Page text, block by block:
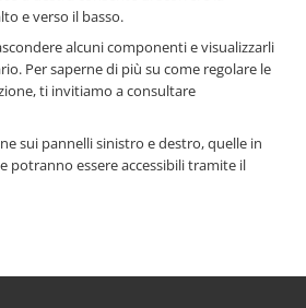
e verso il basso.
alcuni componenti e visualizzarli
Per saperne di più su come regolare le
ti invitiamo a consultare
sui pannelli sinistro e destro, quelle in
potranno essere accessibili tramite il